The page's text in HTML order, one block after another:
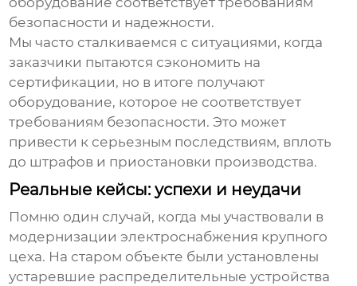
безопасности и надежности.
Мы часто сталкиваемся с ситуациями, когда
заказчики пытаются сэкономить на
сертификации, но в итоге получают
оборудование, которое не соответствует
требованиям безопасности. Это может
привести к серьезным последствиям, вплоть
до штрафов и приостановки производства.
Реальные кейсы: успехи и неудачи
Помню один случай, когда мы участвовали в
модернизации электроснабжения крупного
цеха. На старом объекте были установлены
устаревшие распределительные устройства